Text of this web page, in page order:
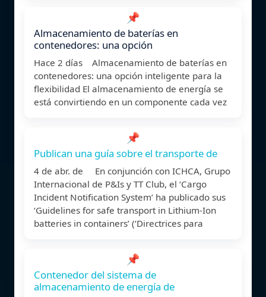
📌
Almacenamiento de baterías en
contenedores: una opción
Hace 2 días Almacenamiento de baterías en
contenedores: una opción inteligente para la
flexibilidad El almacenamiento de energía se
está convirtiendo en un componente cada vez
📌
Publican una guía sobre el transporte de
4 de abr. de En conjunción con ICHCA, Grupo
Internacional de P&Is y TT Club, el ‘Cargo
Incident Notification System’ ha publicado sus
‘Guidelines for safe transport in Lithium-Ion
batteries in containers’ (‘Directrices para
📌
Contenedor del sistema de
almacenamiento de energía de